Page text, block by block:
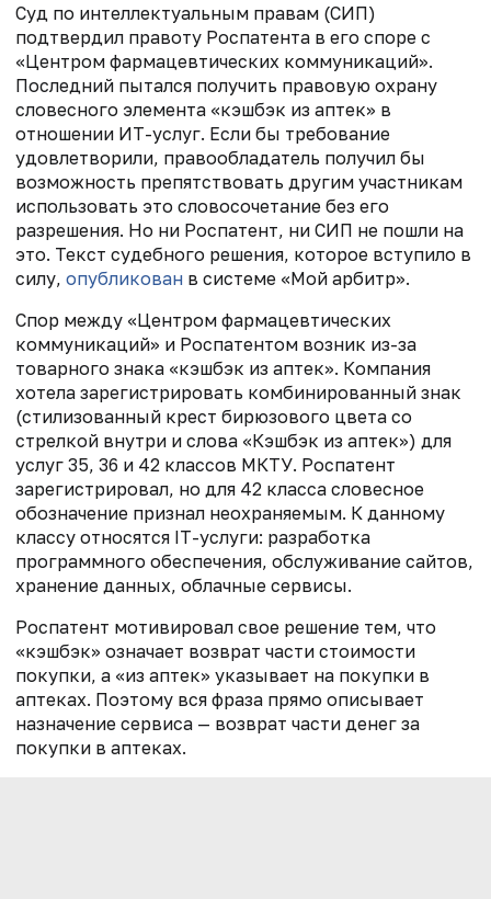
Суд по интеллектуальным правам (СИП)
подтвердил правоту Роспатента в его споре с
«Центром фармацевтических коммуникаций».
Последний пытался получить правовую охрану
словесного элемента «кэшбэк из аптек» в
отношении ИТ-услуг. Если бы требование
удовлетворили, правообладатель получил бы
возможность препятствовать другим участникам
использовать это словосочетание без его
разрешения. Но ни Роспатент, ни СИП не пошли на
это. Текст судебного решения, которое вступило в
силу, опубликован в системе «Мой арбитр».
Спор между «Центром фармацевтических
коммуникаций» и Роспатентом возник из-за
товарного знака «кэшбэк из аптек». Компания
хотела зарегистрировать комбинированный знак
(стилизованный крест бирюзового цвета со
стрелкой внутри и слова «Кэшбэк из аптек») для
услуг 35, 36 и 42 классов МКТУ. Роспатент
зарегистрировал, но для 42 класса словесное
обозначение признал неохраняемым. К данному
классу относятся IT-услуги: разработка
программного обеспечения, обслуживание сайтов,
хранение данных, облачные сервисы.
Роспатент мотивировал свое решение тем, что
«кэшбэк» означает возврат части стоимости
покупки, а «из аптек» указывает на покупки в
аптеках. Поэтому вся фраза прямо описывает
назначение сервиса — возврат части денег за
покупки в аптеках.